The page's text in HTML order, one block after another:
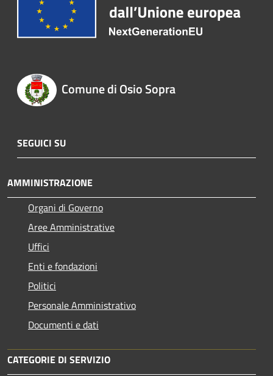
Comune di Osio Sopra
SEGUICI SU
AMMINISTRAZIONE
Organi di Governo
Aree Amministrative
Uffici
Enti e fondazioni
Politici
Personale Amministrativo
Documenti e dati
CATEGORIE DI SERVIZIO